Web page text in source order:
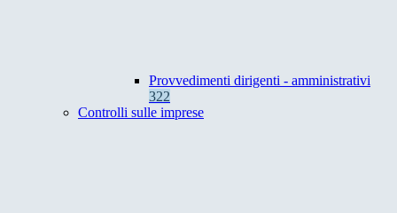
Provvedimenti dirigenti - amministrativi
322
Controlli sulle imprese